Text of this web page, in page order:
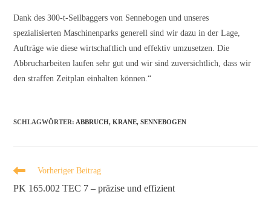
Dank des 300-t-Seilbaggers von Sennebogen und unseres
spezialisierten Maschinenparks generell sind wir dazu in der Lage,
Aufträge wie diese wirtschaftlich und effektiv umzusetzen. Die
Abbrucharbeiten laufen sehr gut und wir sind zuversichtlich, dass wir
den straffen Zeitplan einhalten können.“
SCHLAGWÖRTER: ABBRUCH, KRANE, SENNEBOGEN
Vorheriger Beitrag
PK 165.002 TEC 7 – präzise und effizient